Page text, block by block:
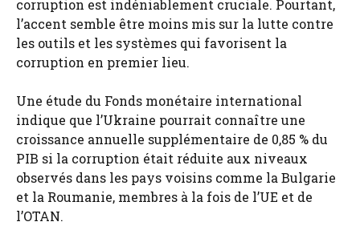
corruption est indéniablement cruciale. Pourtant,
l’accent semble être moins mis sur la lutte contre
les outils et les systèmes qui favorisent la
corruption en premier lieu.
Une étude du Fonds monétaire international
indique que l’Ukraine pourrait connaître une
croissance annuelle supplémentaire de 0,85 % du
PIB si la corruption était réduite aux niveaux
observés dans les pays voisins comme la Bulgarie
et la Roumanie, membres à la fois de l’UE et de
l’OTAN.